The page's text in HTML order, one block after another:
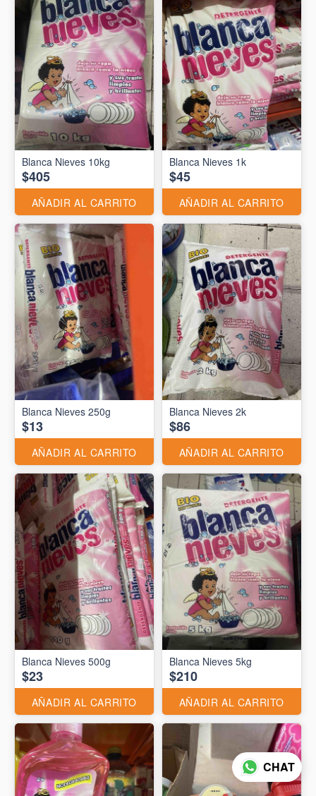
Blanca Nieves 10kg
$405
AÑADIR AL CARRITO
Blanca Nieves 1k
$45
AÑADIR AL CARRITO
Blanca Nieves 250g
$13
AÑADIR AL CARRITO
Blanca Nieves 2k
$86
AÑADIR AL CARRITO
Blanca Nieves 500g
$23
AÑADIR AL CARRITO
Blanca Nieves 5kg
$210
AÑADIR AL CARRITO
CHAT